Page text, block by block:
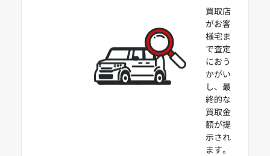
買取店
がお客
様宅ま
で査定
におう
かがい
し、最
終的な
買取金
額が提
示され
ます。